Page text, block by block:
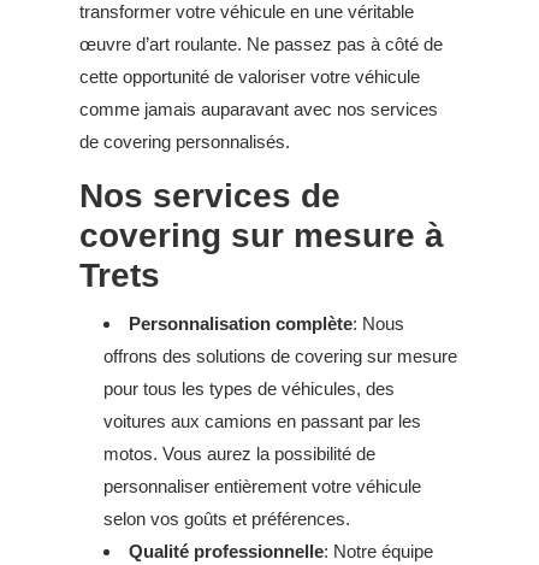
transformer votre véhicule en une véritable
œuvre d’art roulante. Ne passez pas à côté de
cette opportunité de valoriser votre véhicule
comme jamais auparavant avec nos services
de covering personnalisés.
Nos services de
covering sur mesure à
Trets
Personnalisation complète: Nous
offrons des solutions de covering sur mesure
pour tous les types de véhicules, des
voitures aux camions en passant par les
motos. Vous aurez la possibilité de
personnaliser entièrement votre véhicule
selon vos goûts et préférences.
Qualité professionnelle: Notre équipe